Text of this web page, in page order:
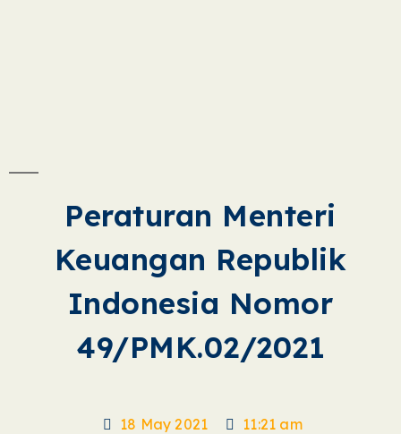
Peraturan Menteri
Keuangan Republik
Indonesia Nomor
49/PMK.02/2021
18 May 2021
11:21 am